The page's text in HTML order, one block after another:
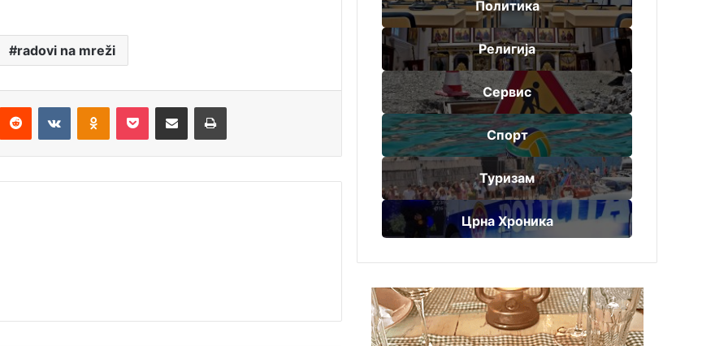
radovi na mreži
Политика
Религија
Сервис
Спорт
Туризам
Црна Хроника